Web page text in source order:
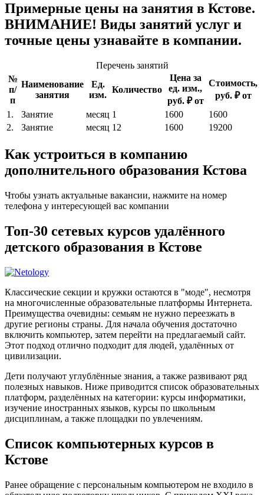
Примерные цены на занятия в Кстове.
ВНИМАНИЕ! Виды занятий услуг и
точные цены узнавайте в компании.
Перечень занятий
№
п/
п
Наименование
занятия
Ед.
изм.
Количество
Цена за
ед. изм.,
руб. ₽ от
Стоимость,
руб. ₽ от
1.
Занятие месяц 1 1600
1600
2.
Занятие месяц 12 1600 19200
Как устроиться в компанию
дополнительного образования Кстова
Чтобы узнать актуальные вакансии, нажмите на номер
телефона у интересующей вас компании
Топ-30 сетевых курсов удалённого
детского образования в Кстове
Классические секции и кружки остаются в "моде", несмотря
на многочисленные образовательные платформы Интернета.
Преимущества очевидны: семьям не нужно переезжать в
другие регионы страны. Для начала обучения достаточно
включить компьютер, затем перейти на предлагаемый сайт.
Этот подход отлично подходит для людей, удалённых от
цивилизации.
Дети получают углублённые знания, а также развивают ряд
полезных навыков. Ниже приводится список образовательных
платформ, разделённых на категории: курсы информатики,
изучение иностранных языков, курсы по школьным
дисциплинам, а также площадки по увлечениям.
Список компьютерных курсов в
Кстове
Ранее обращение с персональным компьютером не входило в